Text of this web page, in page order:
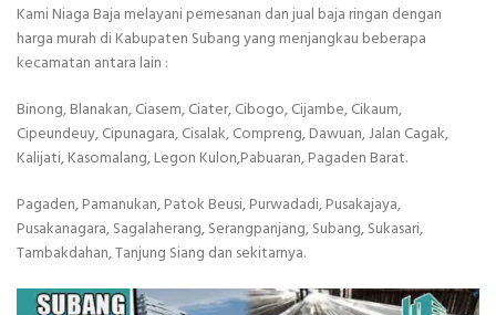
Kami Niaga Baja melayani pemesanan dan jual baja ringan dengan
harga murah di Kabupaten Subang yang menjangkau beberapa
kecamatan antara lain :
Binong, Blanakan, Ciasem, Ciater, Cibogo, Cijambe, Cikaum,
Cipeundeuy, Cipunagara, Cisalak, Compreng, Dawuan, Jalan Cagak,
Kalijati, Kasomalang, Legon Kulon,Pabuaran, Pagaden Barat.
Pagaden, Pamanukan, Patok Beusi, Purwadadi, Pusakajaya,
Pusakanagara, Sagalaherang, Serangpanjang, Subang, Sukasari,
Tambakdahan, Tanjung Siang dan sekitarnya.